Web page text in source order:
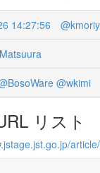
14:27:56
@wkimi
リスト